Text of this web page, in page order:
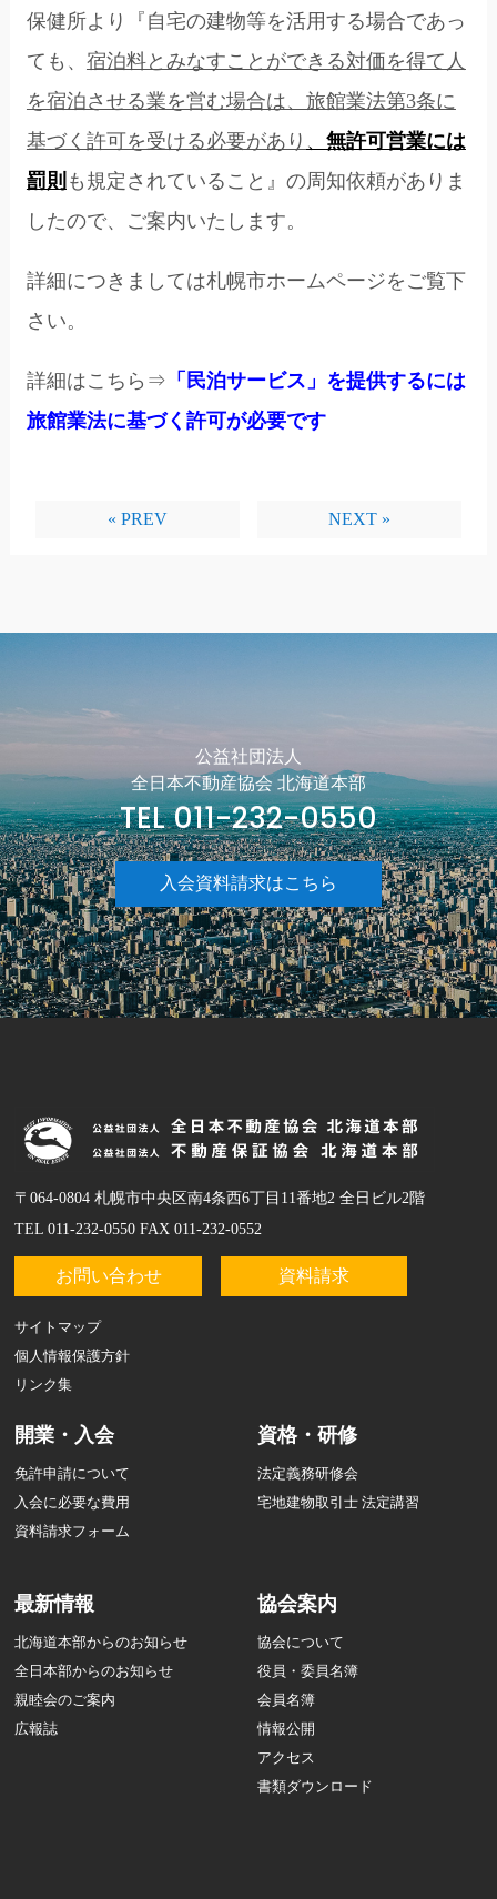
保健所より『自宅の建物等を活用する場合であっ
ても、 宿泊料とみなすことができる対価を得て人
を宿泊させる業を営む場合は、旅館業法第3条に
基づく許可を受ける必要があり 、 無許可営業には
罰則 も規定されていること』の周知依頼がありま
したので、ご案内いたします。
詳細につきましては札幌市ホームページをご覧下
さい。
詳細はこちら⇒ 「民泊サービス」を提供するには
旅館業法に基づく許可が必要です
« PREV NEXT »
公益社団法人
全日本不動産協会 北海道本部
TEL 011-232-0550
入会資料請求はこちら
〒064-0804 札幌市中央区南4条西6丁目11番地2 全日ビル2階
TEL 011-232-0550 FAX 011-232-0552
お問い合わせ 資料請求
サイトマップ
個人情報保護方針
リンク集
開業・入会
免許申請について
入会に必要な費用
資料請求フォーム
資格・研修
法定義務研修会
宅地建物取引士 法定講習
最新情報
北海道本部からのお知らせ
全日本部からのお知らせ
親睦会のご案内
広報誌
協会案内
協会について
役員・委員名簿
会員名簿
情報公開
アクセス
書類ダウンロード